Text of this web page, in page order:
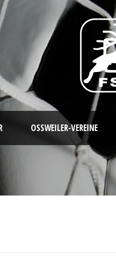
OSSWEILER-VEREINE